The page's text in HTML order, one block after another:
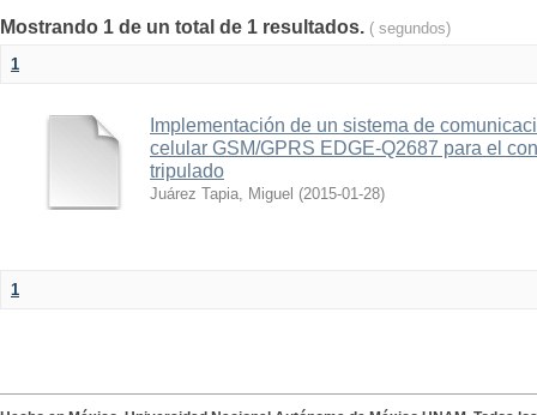
Mostrando 1 de un total de 1 resultados. ( segundos)
1
Implementación de un sistema de
celular GSM/GPRS EDGE-Q2687 para el
tripulado
Juárez Tapia, Miguel (2015-01-28)
1